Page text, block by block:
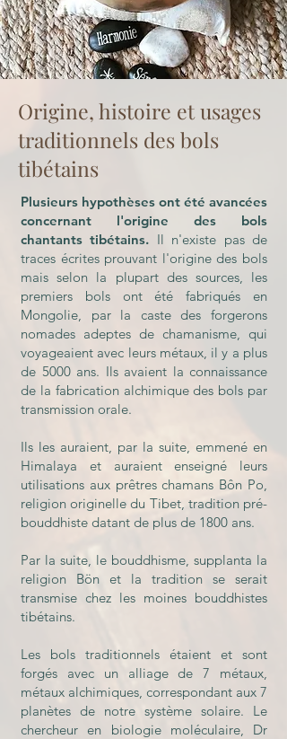
Origine, histoire et usages
traditionnels des bols
tibétains
Plusieurs hypothèses ont été avancées
concernant l'origine des bols
chantants tibétains. Il n'existe pas de
traces écrites prouvant l'origine des bols
mais selon la plupart des sources, les
premiers bols ont été fabriqués en
Mongolie, par la caste des forgerons
nomades adeptes de chamanisme, qui
voyageaient avec leurs métaux, il y a plus
de 5000 ans. Ils avaient la connaissance
de la fabrication alchimique des bols par
transmission orale.
Ils les auraient, par la suite, emmené en
Himalaya et auraient enseigné leurs
utilisations aux prêtres chamans Bôn Po,
religion originelle du Tibet, tradition pré-
bouddhiste datant de plus de 1800 ans.
Par la suite, le bouddhisme, supplanta la
religion Bön et la tradition se serait
transmise chez les moines bouddhistes
tibétains.
Les bols traditionnels étaient et sont
forgés avec un alliage de 7 métaux,
métaux alchimiques, correspondant aux 7
planètes de notre système solaire. Le
chercheur en biologie moléculaire, Dr